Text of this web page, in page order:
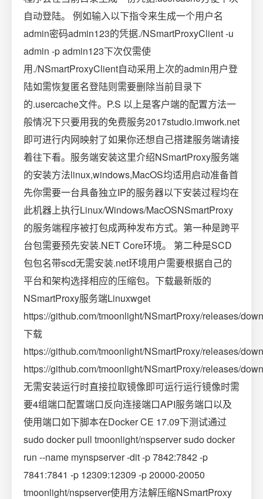
自动登陆。 例如输入以下指令来生成一个用户名
admin密码admin123的凭据./NSmartProxyClient -u
admin -p admin123下次仅需使
用./NSmartProxyClient自动采用上次的admin用户登
陆如需恢复匿名登陆则需要删除当前目录下
的.usercache文件。P.S 以上是客户端的配置方法一
般情况下只要用我的免费服务2017studio.imwork.net
即可进行内网映射了如果你还想自己搭建服务端请接
着往下看。服务端安装这里介绍NSmartProxy服务端
的安装方法linux,windows,MacOS均适用启动准备首
先你需要一台具备独立IP的服务器以下安装过程均在
此机器上执行Linux/Windows/MacOSNSmartProxy
的服务端程序被打包成两种发布方式。第一种是跨平
台包需要预先安装.NET Core环境。 第二种是SCD
包包名带scd无需安装.net环境用户需要根据自己的
平台和架构选择相应的压缩包。下载最新版的
NSmartProxy服务端Linuxwget
https://github.com/tmoonlight/NSmartProxy/releases/
下载
https://github.com/tmoonlight/NSmartProxy/releases/
https://github.com/tmoonlight/NSmartProxy/releases/
无需安装运行时直接拉取镜像即可运行运行镜像时需
要4组端口配置端口反向连接端口API服务端口以及
使用端口如下脚本在Docker CE 17.09下测试通过
sudo docker pull tmoonlight/nspserver sudo docker
run --name mynspserver -dit -p 7842:7842 -p
7841:7841 -p 12309:12309 -p 20000-20050
tmoonlight/nspserver使用方法解压缩NSmartProxy